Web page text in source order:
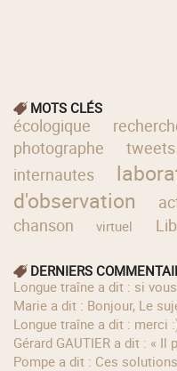
MOTS CLÉS
écologique
photographe
internautes
d'observation
chanson
virtuel
DERNIERS
longue traîne a dit : si
Marie a dit : Bonjour, Le
longue traîne a dit : merci
Gérard GAUTIER a dit : «
Pompe a dit : Ces